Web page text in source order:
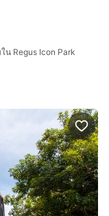
Regus Icon Park